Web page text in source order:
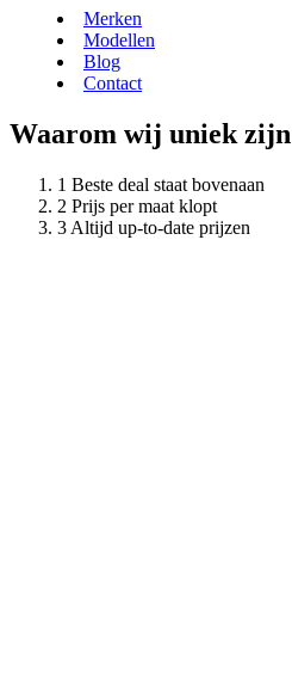
Merken
Modellen
Blog
Contact
Waarom wij uniek zijn
Beste deal staat bovenaan
Prijs per maat klopt
Altijd up-to-date prijzen